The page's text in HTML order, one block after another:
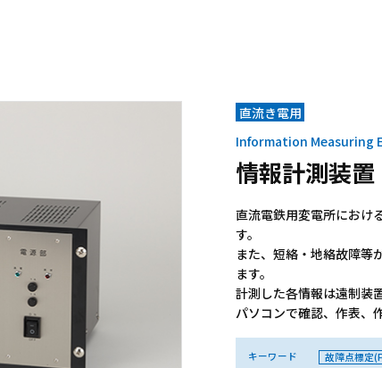
直流き電用
Information Measuring
情報計測装置
直流電鉄用変電所におけ
す。
また、短絡・地絡故障等
ます。
計測した各情報は遠制装
パソコンで確認、作表、
キーワード
故障点標定